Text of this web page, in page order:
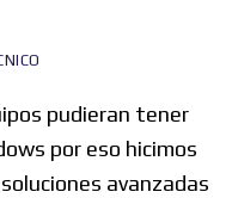
pudieran tener
por eso hicimos
avanzadas